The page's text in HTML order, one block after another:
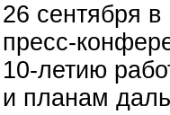
26 сентября
пресс-
10-летию
и планам